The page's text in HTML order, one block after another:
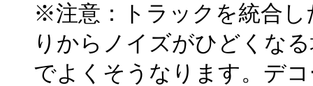
※注意：トラックを統合
りからノイズがひどくな
でよくそうなります。デ